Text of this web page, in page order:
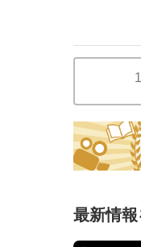
最新情報